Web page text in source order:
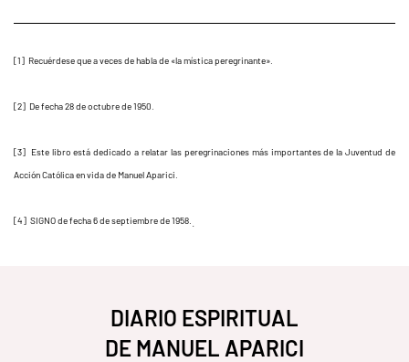
[1] Recuérdese que a veces de habla de «la mística peregrinante».
[2] De fecha 28 de octubre de 1950.
[3] Este libro está dedicado a relatar las peregrinaciones más importantes de la Juventud de
Acción Católica en vida de Manuel Aparici.
[4] SIGNO de fecha 6 de septiembre de 1958.
DIARIO ESPIRITUAL
DE MANUEL APARICI